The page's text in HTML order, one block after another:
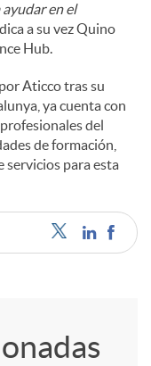
ayudar en el
a su vez Quino
Hub.
Aticco tras su
ya cuenta con
del
de formación,
servicios para esta